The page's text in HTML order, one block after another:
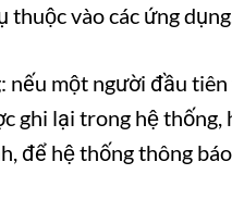
thuộc vào các ứng
nếu một người đầu
ghi lại trong hệ thống,
để hệ thống thông